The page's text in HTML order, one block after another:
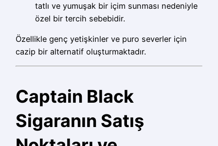
tatlı ve yumuşak bir içim sunması nedeniyle
özel bir tercih sebebidir.
Özellikle genç yetişkinler ve puro severler için
cazip bir alternatif oluşturmaktadır.
Captain Black
Sigaranın Satış